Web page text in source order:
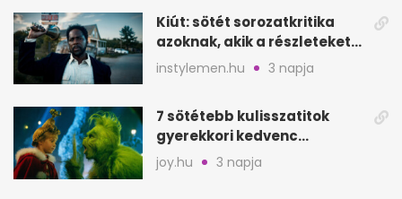
Kiút: sötét sorozatkritika
azoknak, akik a részleteket
keresik
instylemen.hu 3 napja
7 sötétebb kulisszatitok
gyerekkori kedvenc
filmjeinkről a Joy szerint
joy.hu 3 napja